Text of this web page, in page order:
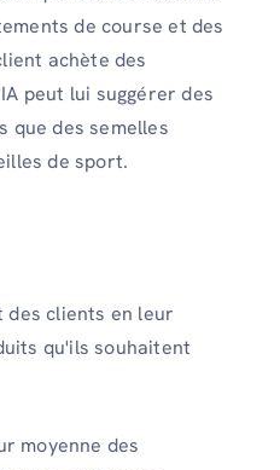
de course et des
achète des
peut lui suggérer des
que des semelles
de sport.
clients en leur
qu'ils souhaitent
moyenne des